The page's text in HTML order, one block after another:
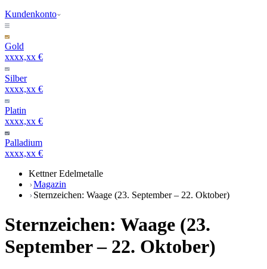
Kundenkonto
Gold
xxxx,xx €
Silber
xxxx,xx €
Platin
xxxx,xx €
Palladium
xxxx,xx €
Kettner Edelmetalle
Magazin
Sternzeichen: Waage (23. September – 22. Oktober)
Sternzeichen: Waage (23.
September – 22. Oktober)